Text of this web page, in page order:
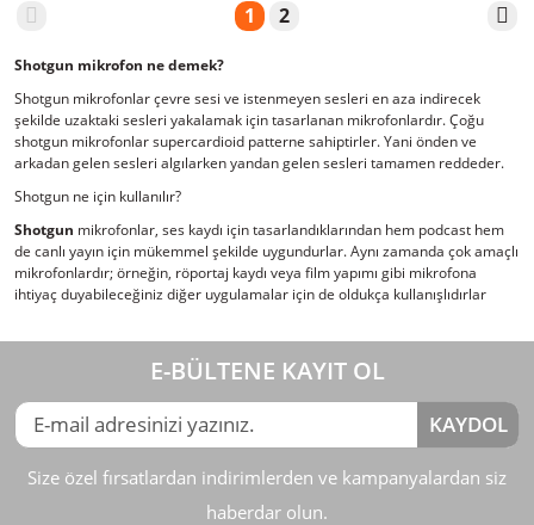
1 2
Shotgun mikrofon ne demek?
Shotgun mikrofonlar çevre sesi ve istenmeyen sesleri en aza indirecek
şekilde uzaktaki sesleri yakalamak için tasarlanan mikrofonlardır. Çoğu
shotgun mikrofonlar supercardioid patterne sahiptirler. Yani önden ve
arkadan gelen sesleri algılarken yandan gelen sesleri tamamen reddeder.
Shotgun ne için kullanılır?
Shotgun mikrofonlar, ses kaydı için tasarlandıklarından hem podcast hem
de canlı yayın için mükemmel şekilde uygundurlar. Aynı zamanda çok amaçlı
mikrofonlardır; örneğin, röportaj kaydı veya film yapımı gibi mikrofona
ihtiyaç duyabileceğiniz diğer uygulamalar için de oldukça kullanışlıdırlar
E-BÜLTENE KAYIT OL
KAYDOL
Size özel fırsatlardan indirimlerden ve kampanyalardan siz
haberdar olun.